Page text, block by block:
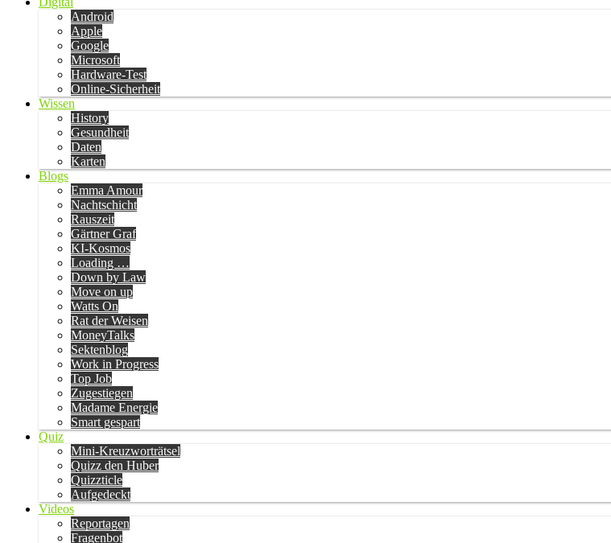
Android
Apple
Google
Microsoft
Hardware-Test
Online-Sicherheit
Wissen
History
Gesundheit
Daten
Karten
Blogs
Emma Amour
Nachtschicht
Rauszeit
Gärtner Graf
KI-Kosmos
Loading …
Down by Law
Move on up
Watts On
Rat der Weisen
MoneyTalks
Sektenblog
Work in Progress
Top Job
Zugestiegen
Madame Energie
Smart gespart
Quiz
Mini-Kreuzworträtsel
Quizz den Huber
Quizzticle
Aufgedeckt
Videos
Reportagen
Fragenbot